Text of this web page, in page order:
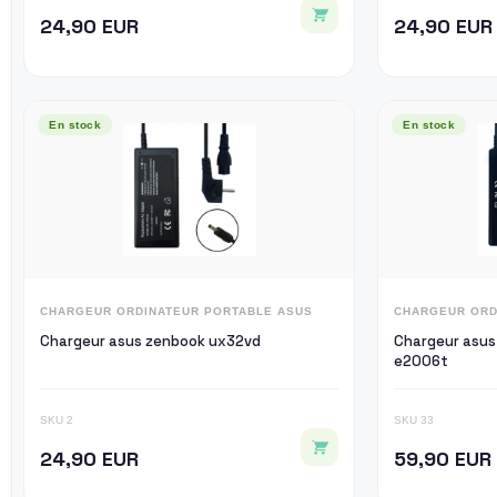
24,90 EUR 24,90 EUR
En stock
CHARGEUR ORDINATEUR PORTABLE ASUS
Chargeur asus zenbook ux32vd
SKU 2
24,90 EUR
En stock
CHARGEUR
Chargeur
e2006t
SKU 33
59,90 EUR